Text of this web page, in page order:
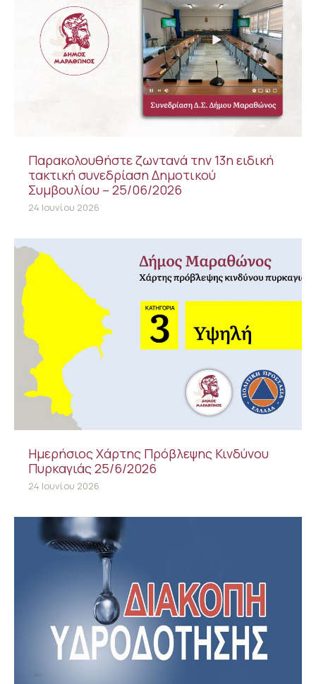
Παρακολουθήστε ζωντανά την 13η ειδική
τακτική συνεδρίαση Δημοτικού
Συμβουλίου – 25/06/2026
24 Ιουνίου 2026
Ημερήσιος Χάρτης Πρόβλεψης Κινδύνου
Πυρκαγιάς 25/6/2026
24 Ιουνίου 2026